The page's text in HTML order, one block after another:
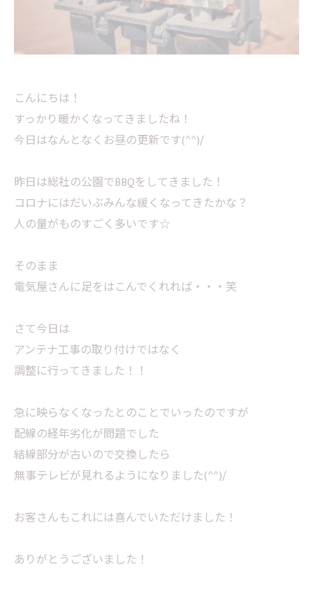
こんにちは！
すっかり暖かくなってきましたね！
今日はなんとなくお昼の更新です(^^)/
昨日は総社の公園でBBQをしてきました！
コロナにはだいぶみんな緩くなってきたかな？
人の量がものすごく多いです☆
そのまま
電気屋さんに足をはこんでくれれば・・・笑
さて今日は
​​​​​​アンテナ工事の取り付けではなく
調整に行ってきました！！
急に映らなくなったとのことでいったのですが
配線の経年劣化が問題でした
結線部分が古いので交換したら
無事テレビが見れるようになりました(^^)/
お客さんもこれには喜んでいただけました！
ありがとうございました！